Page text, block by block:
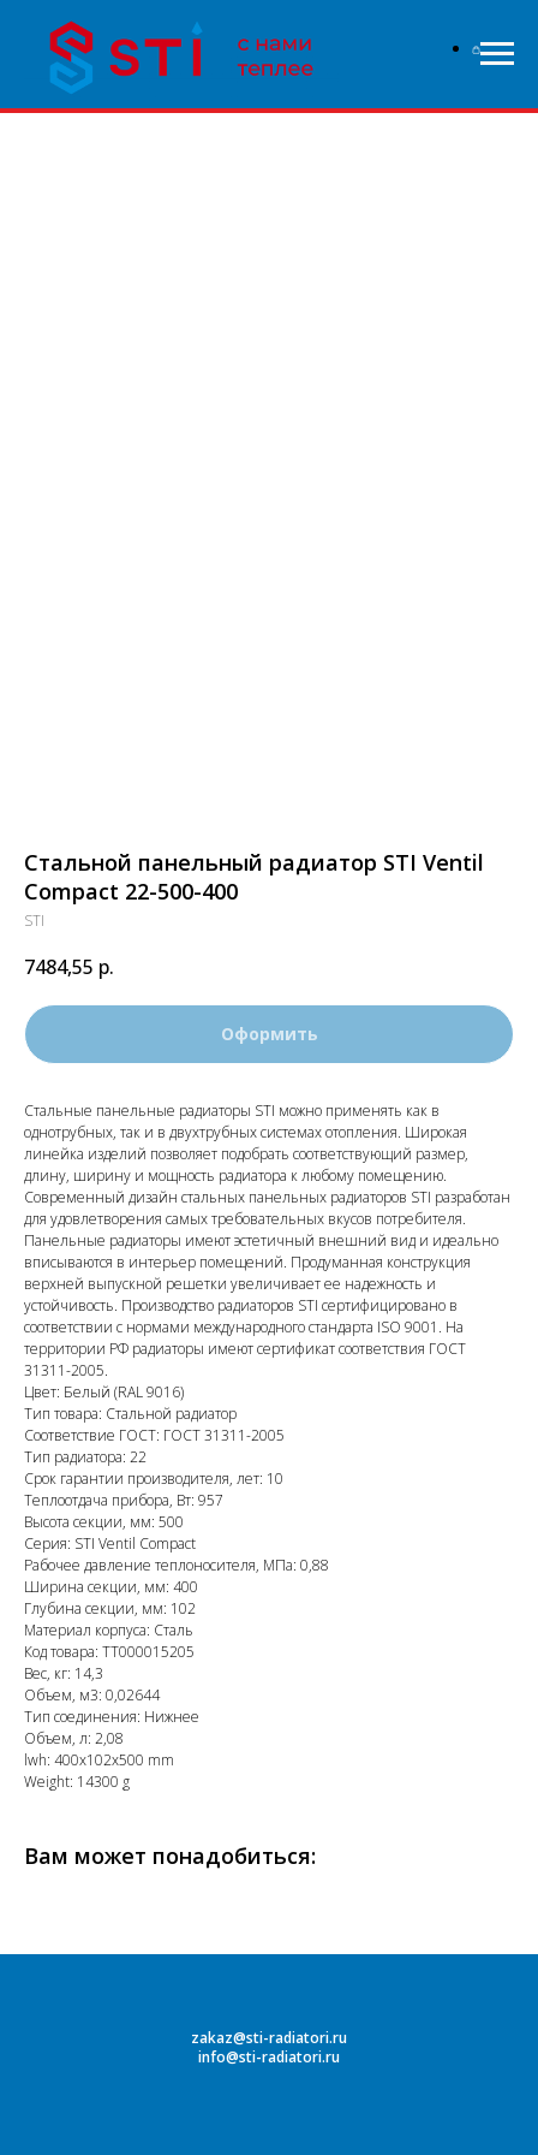
В связи с высокой нагрузкой на сайт - заказы
обрабатываются дольше чем обычно, приносим свои
извинения и надеемся на понимание с вашей стороны.
Стальной панельный радиатор STI Ventil
Compact 22-500-400
STI
7484,55 р.
Оформить
Стальные панельные радиаторы STI можно применять как в
однотрубных, так и в двухтрубных системах отопления. Широкая
линейка изделий позволяет подобрать соответствующий размер,
длину, ширину и мощность радиатора к любому помещению.
Современный дизайн стальных панельных радиаторов STI разработан
для удовлетворения самых требовательных вкусов потребителя.
Панельные радиаторы имеют эстетичный внешний вид и идеально
вписываются в интерьер помещений. Продуманная конструкция
верхней выпускной решетки увеличивает ее надежность и
устойчивость. Производство радиаторов STI сертифицировано в
соответствии с нормами международного стандарта ISO 9001. На
территории РФ радиаторы имеют сертификат соответствия ГОСТ
31311-2005.
Цвет: Белый (RAL 9016)
Тип товара: Стальной радиатор
Соответствие ГОСТ: ГОСТ 31311-2005
Тип радиатора: 22
Срок гарантии производителя, лет: 10
Теплоотдача прибора, Вт: 957
Высота секции, мм: 500
Серия: STI Ventil Compact
Рабочее давление теплоносителя, МПа: 0,88
Ширина секции, мм: 400
Глубина секции, мм: 102
Материал корпуса: Сталь
Код товара: ТТ000015205
Вес, кг: 14,3
Объем, м3: 0,02644
Тип соединения: Нижнее
Объем, л: 2,08
lwh: 400x102x500 mm
Weight: 14300 g
Вам может понадобиться:
zakaz@sti-radiatori.ru
info@sti-radiatori.ru